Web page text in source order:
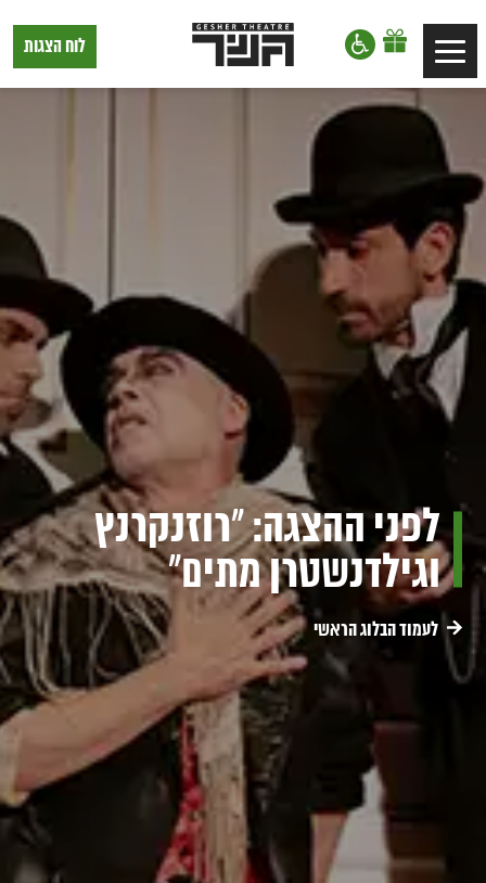
דלג לסרגל הניווט
דלג לתוכן
Toggle
navigation
תיאטרון
גשר,
לוח הצגות
לפני ההצגה: "רוזנקרנץ
וגילדנשטרן מתים"
לעמוד הבלוג הראשי